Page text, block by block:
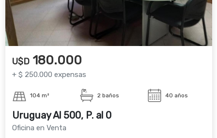
U$D 180.000
+ $ 250.000 expensas
104 m² 2 baños 40 años
Uruguay Al 500, P. al 0
Oficina en Venta